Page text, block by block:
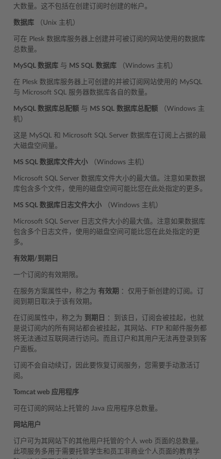
大数量。这不包括在创建订阅时创建的帐户。
数据库 （Unix 主机）
可在 Plesk 数据库服务器上创建并可被订阅的网站使用的数据库
总数量。
MySQL 数据库 与 MS SQL 数据库 （Windows 主机）
在 Plesk 数据库服务器上可创建的并被订阅网站使用的 MySQL
与 Microsoft SQL 服务器数据库各自的数量。
MySQL 数据库总配额 与 MS SQL 数据库总配额 （Windows 主
机）
这是 MySQL 和 Microsoft SQL Server 数据库在订阅上占据的最
大磁盘空间量。
MS SQL 数据库文件大小 （Windows 主机）
Microsoft SQL Server 数据库文件大小的最大值。注意如果数据
库包含多个文件，使用的磁盘空间可能比您在此处指定的更多。
MS SQL 数据库日志文件大小 （Windows 主机）
Microsoft SQL Server 日志文件大小的最大值。注意如果数据库
包含多个日志文件，使用的磁盘空间可能比您在此处指定的更
多。
有效期/到期日
一个订阅的有效期限。
在服务方案属性中，称之为 有效期 ：仅用于新创建的订阅。订
阅到期日取决于该有效期。
在订阅属性中，称之为 到期日
：到该日，订阅会被挂起，也就
是说订阅内的所有网站都会被挂起，其网站、FTP 和邮件服务都
将无法通过互联网进行访问。而且订户和其用户无法再登录到客
户面板。
订阅不会自动续订，因此要恢复订阅服务，您需要手动激活订
阅。
Tomcat web 应用程序
可在订阅的网站上托管的 Java 应用程序总数量。
网站用户
订户可为其网站下的其他用户托管的个人 web 页面的总数量。
此项服务多用于需要托管学生和员工非商业个人页面的教育学